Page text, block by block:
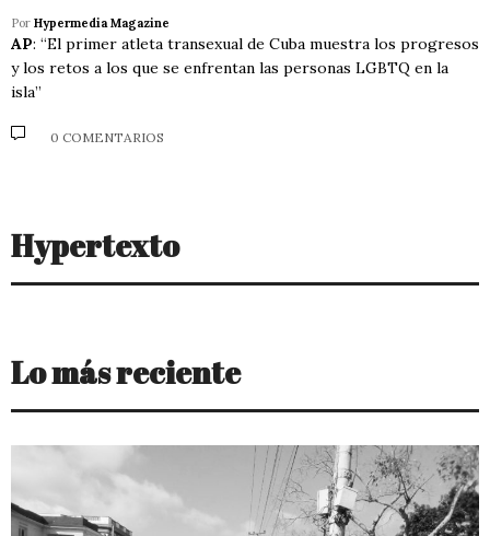
Por Hypermedia Magazine
AP: “El primer atleta transexual de Cuba muestra los progresos
y los retos a los que se enfrentan las personas LGBTQ en la
isla”
0 COMENTARIOS
Hypertexto
Lo más reciente